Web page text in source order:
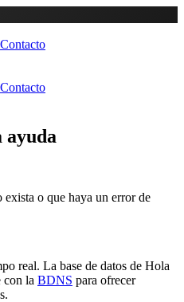
Contacto
Contacto
ayuda
o que haya un error de
real. La base de datos de Hola
con la BDNS para ofrecer